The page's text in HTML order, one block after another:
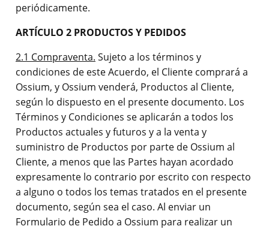
periódicamente.
ARTÍCULO 2 PRODUCTOS Y PEDIDOS
2.1 Compraventa. Sujeto a los términos y
condiciones de este Acuerdo, el Cliente comprará a
Ossium, y Ossium venderá, Productos al Cliente,
según lo dispuesto en el presente documento. Los
Términos y Condiciones se aplicarán a todos los
Productos actuales y futuros y a la venta y
suministro de Productos por parte de Ossium al
Cliente, a menos que las Partes hayan acordado
expresamente lo contrario por escrito con respecto
a alguno o todos los temas tratados en el presente
documento, según sea el caso. Al enviar un
Formulario de Pedido a Ossium para realizar un